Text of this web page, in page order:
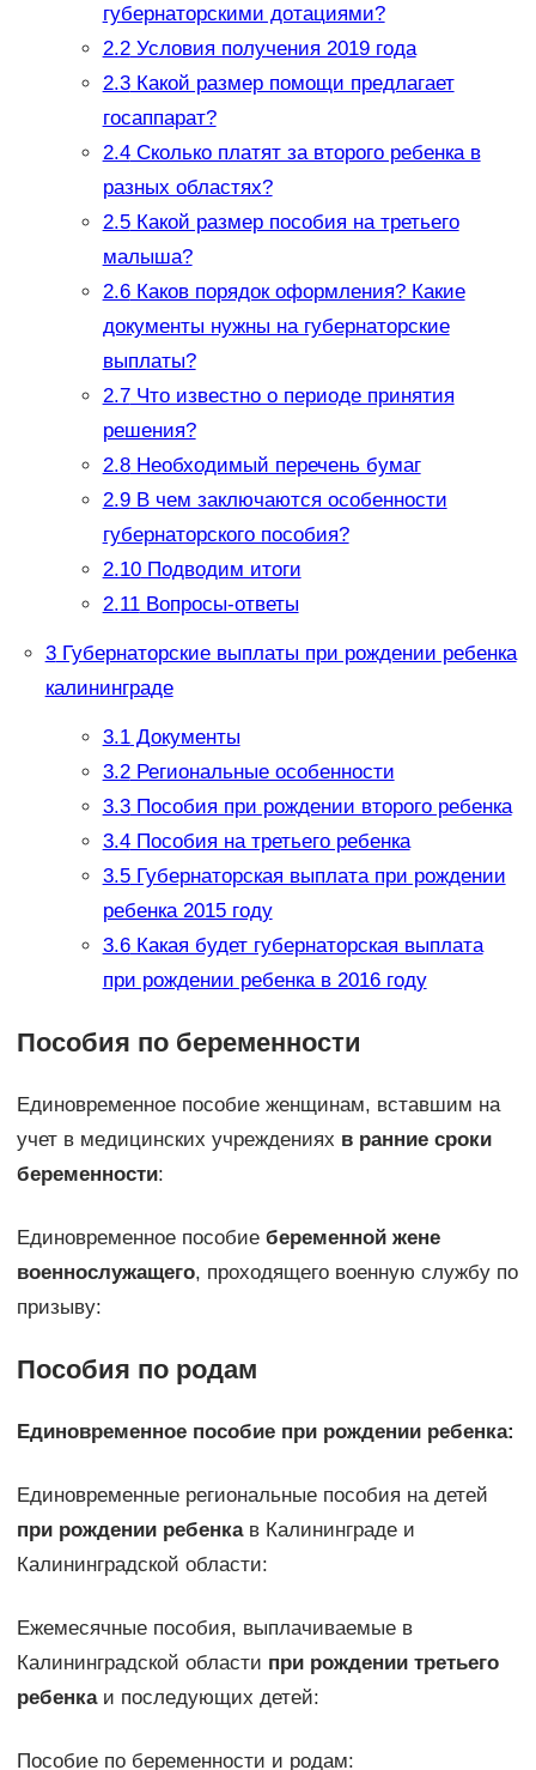
губернаторскими дотациями?
2.2Условия получения 2019 года
2.3Какой размер помощи предлагает
госаппарат?
2.4Сколько платят за второго ребенка в
разных областях?
2.5Какой размер пособия на третьего
малыша?
2.6Каков порядок оформления? Какие
документы нужны на губернаторские
выплаты?
2.7Что известно о периоде принятия
решения?
2.8Необходимый перечень бумаг
2.9В чем заключаются особенности
губернаторского пособия?
2.10Подводим итоги
2.11Вопросы-ответы
3Губернаторские выплаты при рождении ребенка
калининграде
3.1Документы
3.2Региональные особенности
3.3Пособия при рождении второго ребенка
3.4Пособия на третьего ребенка
3.5Губернаторская выплата при рождении
ребенка 2015 году
3.6Какая будет губернаторская выплата
при рождении ребенка в 2016 году
Пособия по беременности
Единовременное пособие женщинам, вставшим на
учет в медицинских учреждениях в ранние сроки
беременности:
Единовременное пособие беременной жене
военнослужащего, проходящего военную службу по
призыву:
Пособия по родам
Единовременное пособие при рождении ребенка:
Единовременные региональные пособия на детей
при рождении ребенкав Калининграде и
Калининградской области:
Ежемесячные пособия, выплачиваемые в
Калининградской области при рождении третьего
ребенкаи последующих детей:
Пособие по беременности и родам: